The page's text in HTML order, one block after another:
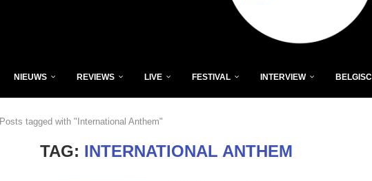
NIEUWS REVIEWS LIVE FESTIVAL INTERVIEW
Posts tagged with "International Anthem"
TAG: INTERNATIONAL ANTHEM